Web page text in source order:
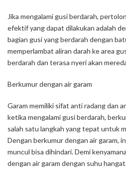
Jika mengalami gusi berdarah,
efektif yang dapat dilakukan adalah
bagian gusi yang berdarah dengan
memperlambat aliran darah ke area
berdarah dan terasa nyeri akan
Berkumur dengan air garam
Garam memiliki sifat anti radang dan
ketika mengalami gusi berdarah,
salah satu langkah yang tepat untuk
Dengan berkumur dengan air garam,
muncul bisa dihindari. Demi
dengan air garam dengan suhu